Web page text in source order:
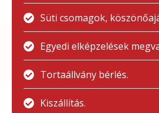
Süti csomagok,
Egyedi elképzelések
Tortaállvány bérlés.
Kiszállítás.